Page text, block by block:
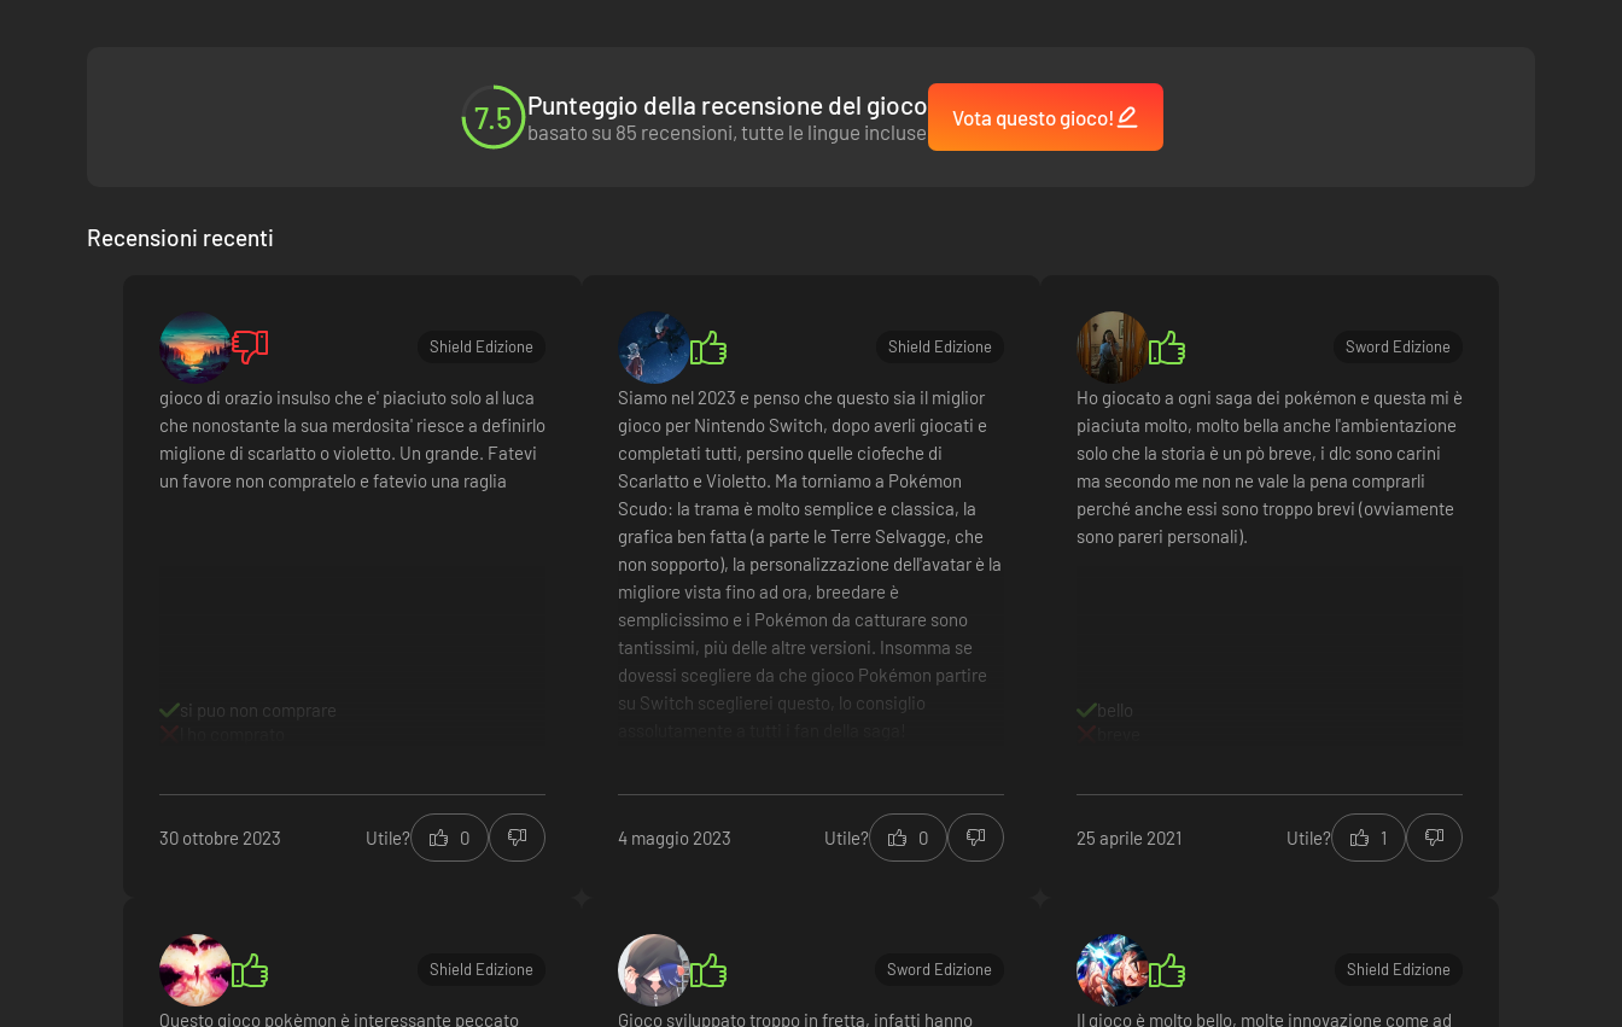
7.5 Punteggio della recensione del gioco
basato su 85 recensioni, tutte le lingue incluse
Vota questo gioco!
Recensioni recenti
Shield Edizione
gioco di orazio insulso che e' piaciuto solo al luca
che nonostante la sua merdosita' riesce a definirlo
miglione di scarlatto o violetto. Un grande. Fatevi
un favore non compratelo e fatevio una raglia
si puo non comprare
30 ottobre 2023 Utile? 0
Shield Edizione
Siamo nel 2023 e penso che questo sia il miglior
gioco per Nintendo Switch, dopo averli giocati e
completati tutti, persino quelle ciofeche di
Scarlatto e Violetto. Ma torniamo a Pokémon
Scudo: la trama è molto semplice e classica, la
grafica ben fatta (a parte le Terre Selvagge, che
non sopporto), la personalizzazione dell'avatar è la
migliore vista fino ad ora, breedare è
semplicissimo e i Pokémon da catturare sono
tantissimi, più delle altre versioni. Insomma se
dovessi scegliere da che gioco Pokémon partire
su Switch sceglierei questo, lo consiglio
grafica bella, solo raramente carente
trama a prova di idioti
4 maggio 2023 Utile? 0
Sword Edizione
Ho giocato a ogni saga dei pokémon e questa mi è
piaciuta molto, molto bella anche l'ambientazione
solo che la storia è un pò breve, i dlc sono carini
ma secondo me non ne vale la pena comprarli
perché anche essi sono troppo brevi (ovviamente
sono pareri personali).
bello
25 aprile 2021 Utile? 1
Shield Edizione
Questo gioco pokèmon è interessante peccato
Sword Edizione
Gioco sviluppato troppo in fretta, infatti hanno
Shield Edizione
Il gioco è molto bello, molte innovazione come ad